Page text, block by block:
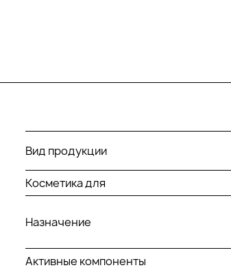
Вид продукции
Косметика для
Назначение
Активные компоненты